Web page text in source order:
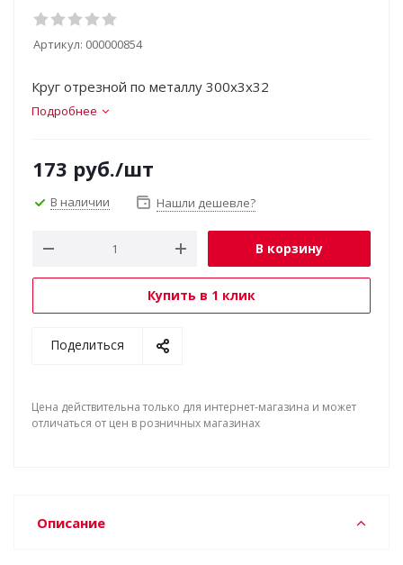
Артикул: 000000854
Круг отрезной по металлу 300х3х32
Подробнее
173 руб./шт
В наличии Нашли дешевле?
В корзину
Купить в 1 клик
Поделиться
Цена действительна только для интернет-магазина и может
отличаться от цен в розничных магазинах
Описание